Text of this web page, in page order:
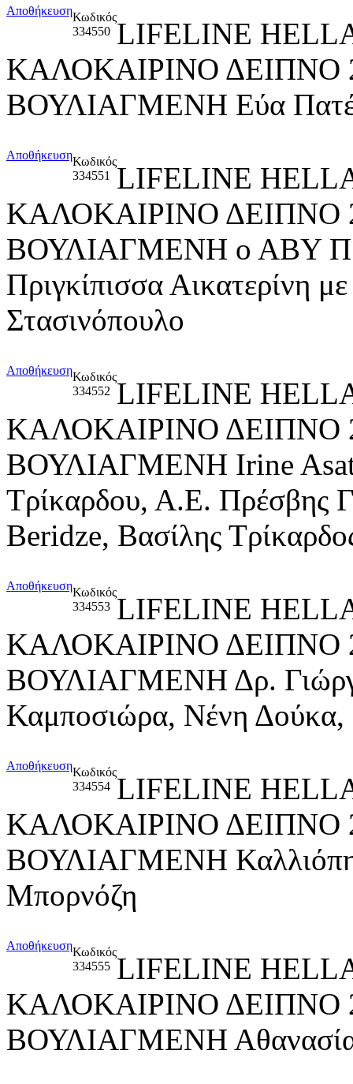
ΑποθήκευσηΚωδικός
334550 LIFELINE
ΚΑΛΟΚΑΙΡΙΝΟ ΔΕΙΠΝΟ
ΒΟΥΛΙΑΓΜΕΝΗ Εύα
ΑποθήκευσηΚωδικός
334551
LIFELINE
ΚΑΛΟΚΑΙΡΙΝΟ ΔΕΙΠΝΟ
ΒΟΥΛΙΑΓΜΕΝΗ ο ΑΒΥ
Πριγκίπισσα Αικατερίνη
Στασινόπουλο
ΑποθήκευσηΚωδικός
334552 LIFELINE
ΚΑΛΟΚΑΙΡΙΝΟ ΔΕΙΠΝΟ
ΒΟΥΛΙΑΓΜΕΝΗ Irine
Τρίκαρδου, Α.Ε. Πρέσβης
Beridze, Βασίλης
ΑποθήκευσηΚωδικός
334553 LIFELINE
ΚΑΛΟΚΑΙΡΙΝΟ ΔΕΙΠΝΟ
ΒΟΥΛΙΑΓΜΕΝΗ Δρ.
Καμποσιώρα, Νένη
ΑποθήκευσηΚωδικός
334554 LIFELINE
ΚΑΛΟΚΑΙΡΙΝΟ ΔΕΙΠΝΟ
ΒΟΥΛΙΑΓΜΕΝΗ Καλλιόπη
Μπορνόζη
ΑποθήκευσηΚωδικός
334555 LIFELINE
ΚΑΛΟΚΑΙΡΙΝΟ ΔΕΙΠΝΟ
ΒΟΥΛΙΑΓΜΕΝΗ Αθανασία